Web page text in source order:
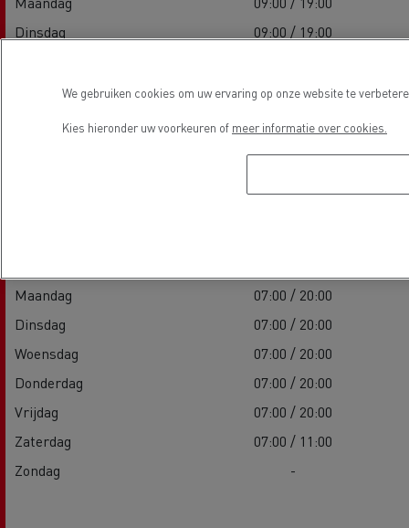
Dinsdag
09:00 / 19:00
Donderdag
09:00 / 19:00
09:00 / 19:00
Maandag
07:00 / 20:00
Dinsdag
07:00 / 20:00
Woensdag
07:00 / 20:00
Donderdag
07:00 / 20:00
Vrijdag
07:00 / 20:00
Zaterdag
07:00 / 11:00
Zondag
-
We gebruiken cookies om uw ervaring op onze website te
Kies hieronder uw voorkeuren of meer informatie over cookies.